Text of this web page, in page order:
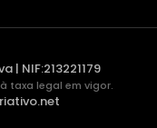
| NIF:213221179
taxa legal em vigor.